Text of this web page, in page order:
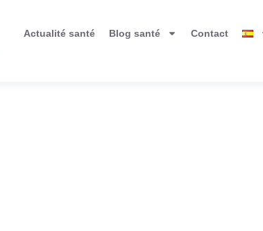
Actualité santé Blog santé Contact